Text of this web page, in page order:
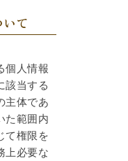
て
個人情報
該当する
主体であ
た範囲内
て権限を
上必要な